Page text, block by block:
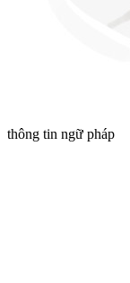
thông tin ngữ pháp